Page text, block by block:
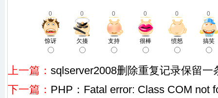
0 0 0 0 0 0
惊讶 欠揍 支持 很棒 愤怒 搞笑
上一篇： sqlserver2008删除重复记录保留一
下一篇： PHP：Fatal error: Class COM not